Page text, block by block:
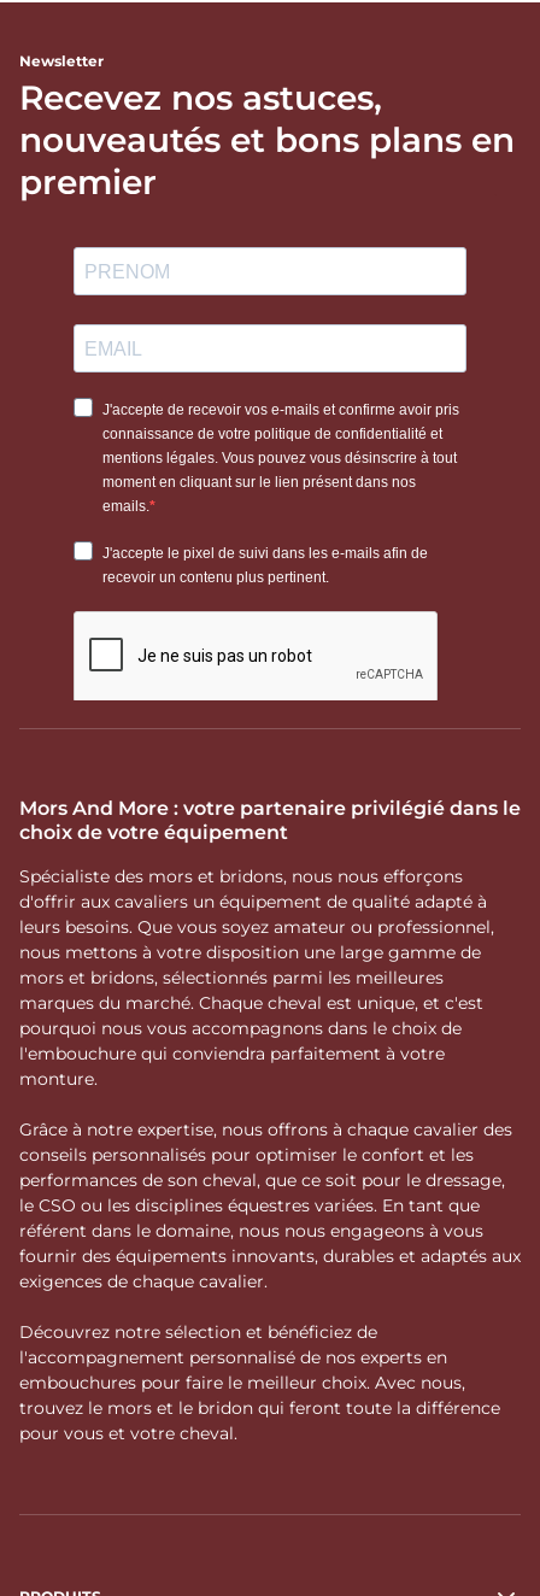
Newsletter
Recevez nos astuces,
nouveautés et bons plans en
premier
Mors And More : votre partenaire privilégié dans le
choix de votre équipement
Spécialiste des mors et bridons, nous nous efforçons
d'offrir aux cavaliers un équipement de qualité adapté à
leurs besoins. Que vous soyez amateur ou professionnel,
nous mettons à votre disposition une large gamme de
mors et bridons, sélectionnés parmi les meilleures
marques du marché. Chaque cheval est unique, et c'est
pourquoi nous vous accompagnons dans le choix de
l'embouchure qui conviendra parfaitement à votre
monture.
Grâce à notre expertise, nous offrons à chaque cavalier des
conseils personnalisés pour optimiser le confort et les
performances de son cheval, que ce soit pour le dressage,
le CSO ou les disciplines équestres variées. En tant que
référent dans le domaine, nous nous engageons à vous
fournir des équipements innovants, durables et adaptés aux
exigences de chaque cavalier.
Découvrez notre sélection et bénéficiez de
l'accompagnement personnalisé de nos experts en
embouchures pour faire le meilleur choix. Avec nous,
trouvez le mors et le bridon qui feront toute la différence
pour vous et votre cheval.